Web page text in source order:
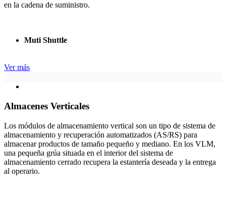
en la cadena de suministro.
Muti Shuttle
Ver más
Almacenes Verticales
Los módulos de almacenamiento vertical son un tipo de sistema de
almacenamiento y recuperación automatizados (AS/RS) para
almacenar productos de tamaño pequeño y mediano. En los VLM,
una pequeña grúa situada en el interior del sistema de
almacenamiento cerrado recupera la estantería deseada y la entrega
al operario.